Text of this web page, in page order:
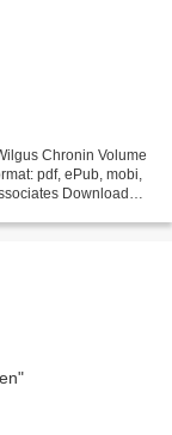
Chronin Volume
pdf, ePub, mobi,
Download